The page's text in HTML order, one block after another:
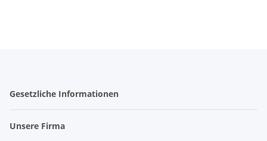
Gesetzliche Informationen
Unsere Firma